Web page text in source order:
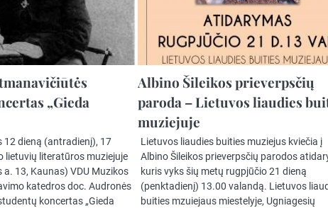
„Gieda
12 dieną (antradienį), 17
lietuvių literatūros muziejuje
a. 13, Kaunas) VDU Muzikos
katedros doc. Audronės
koncertas „Gieda
Albino Šileikos prieverpsčių
paroda – Lietuvos liaudies
muziejuje
Lietuvos liaudies buities muziejus kviečia į
Albino Šileikos prieverpsčių parodos
kuris vyks šių metų rugpjūčio 21 dieną
(penktadienį) 13.00 valandą. Lietuvos
buities mzuiejaus miestelyje, Ugniagesių